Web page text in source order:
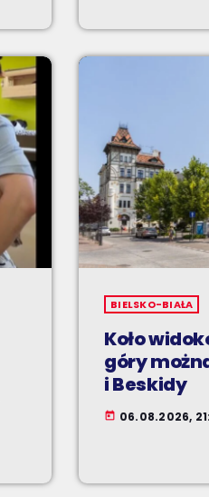
BIELSKO-BIAŁA
Koło
góry
i Beskidy
today 06.08.2026,